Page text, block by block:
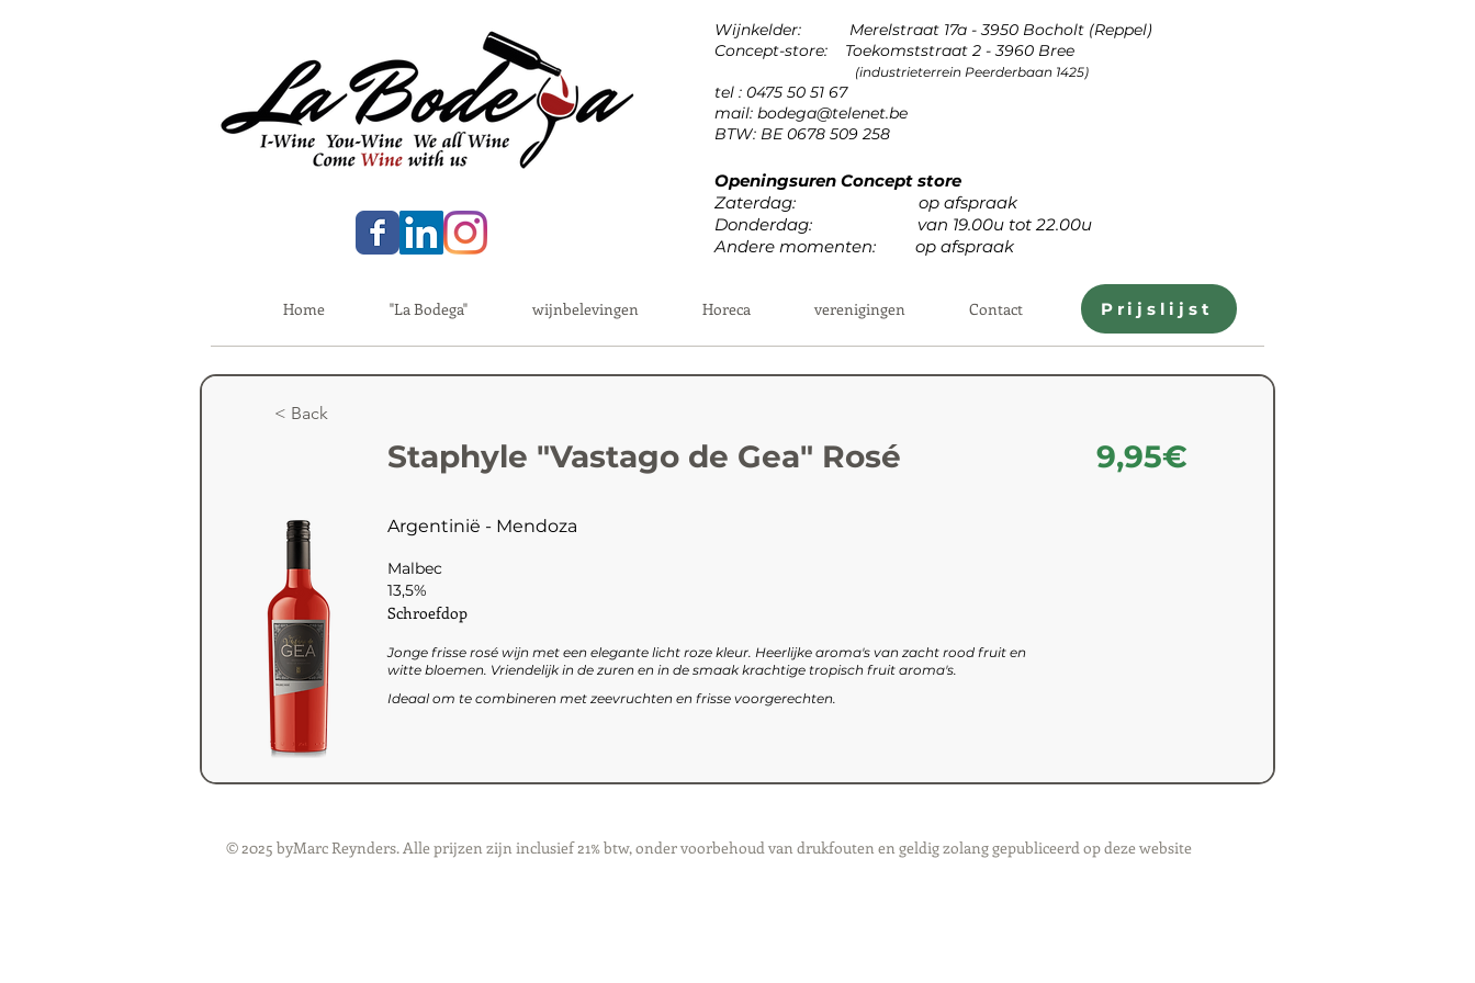
Wijnkelder: Merelstraat 17a - 3950 Bocholt (Reppel)
Concept-store: Toekomststraat 2 - 3960 Bree
(industrieterrein Peerderbaan 1425)
tel : 0475 50 51 67
mail: bodega@telenet.be
BTW: BE 0678 509 258
Openingsuren Concept store
Zaterdag: op afspraak
Donderdag: van 19.00u tot 22.00u
Andere momenten: op afspraak
Home "La Bodega" wijnbelevingen Horeca verenigingen Contact Prijslijst
< Back
Staphyle "Vastago de Gea" Rosé
Argentinië - Mendoza
9,95€
Malbec
13,5%
Schroefdop
Jonge frisse rosé wijn met een elegante licht roze kleur. Heerlijke aroma's van zacht rood fruit en
witte bloemen. Vriendelijk in de zuren en in de smaak krachtige tropisch fruit aroma's.
Ideaal om te combineren met zeevruchten en frisse voorgerechten.
© 2025 byMarc Reynders. Alle prijzen zijn inclusief 21% btw, onder voorbehoud van drukfouten en geldig zolang gepubliceerd op deze website